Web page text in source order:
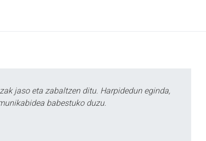
jaso eta zabaltzen ditu. Harpidedun eginda,
babestuko duzu.